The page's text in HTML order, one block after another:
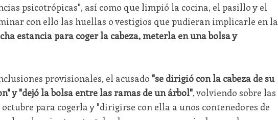
psicotrópicas", así como que limpió la cocina, el pasillo y el
con ello las huellas o vestigios que pudieran implicarle en la
estancia para coger la cabeza, meterla en una bolsa y
provisionales, el acusado "se dirigió con la cabeza de su
y "dejó la bolsa entre las ramas de un árbol", volviendo sobre las
octubre para cogerla y "dirigirse con ella a unos contenedores de